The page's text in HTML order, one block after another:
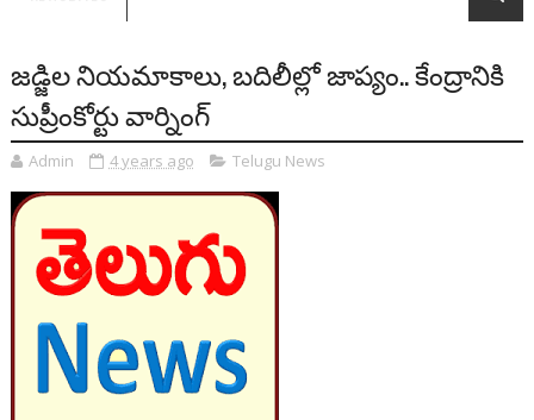
జడ్జిల నియమాకాలు, బదిలీల్లో జాప్యం.. కేంద్రానికి
సుప్రీంకోర్టు వార్నింగ్
Admin 4 years ago Telugu News